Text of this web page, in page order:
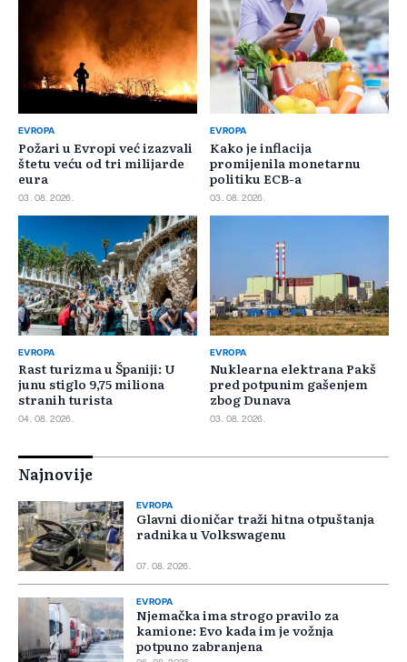
EVROPA
Požari u Evropi već izazvali
štetu veću od tri milijarde
eura
03. 08. 2026.
EVROPA
Kako je inflacija
promijenila monetarnu
politiku ECB-a
03. 08. 2026.
EVROPA
Rast turizma u Španiji: U
junu stiglo 9,75 miliona
stranih turista
04. 08. 2026.
EVROPA
Nuklearna elektrana Pakš
pred potpunim gašenjem
zbog Dunava
03. 08. 2026.
Najnovije
EVROPA
Glavni dioničar traži hitna otpuštanja
radnika u Volkswagenu
07. 08. 2026.
EVROPA
Njemačka ima strogo pravilo za
kamione: Evo kada im je vožnja
potpuno zabranjena